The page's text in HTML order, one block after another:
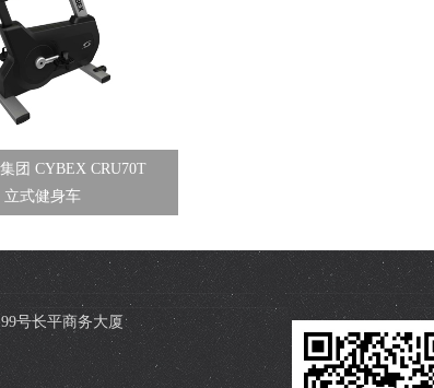
团 CYBEX CRU70T
立式健身车
号长平商务大厦